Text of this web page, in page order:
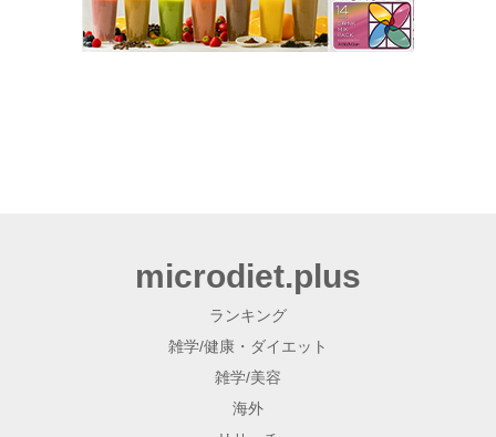
microdiet.plus
ランキング
雑学/健康・ダイエット
雑学/美容
海外